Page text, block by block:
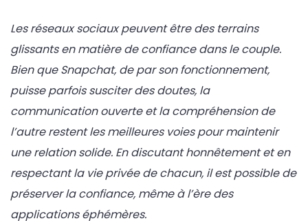
Les réseaux sociaux peuvent être des terrains
glissants en matière de confiance dans le couple.
Bien que Snapchat, de par son fonctionnement,
puisse parfois susciter des doutes, la
communication ouverte et la compréhension de
l’autre restent les meilleures voies pour maintenir
une relation solide. En discutant honnêtement et en
respectant la vie privée de chacun, il est possible de
préserver la confiance, même à l’ère des
applications éphémères.